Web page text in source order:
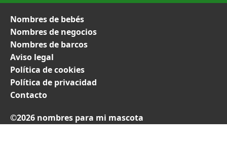
Nombres de bebés
Nombres de negocios
Nombres de barcos
Aviso legal
Política de cookies
Política de privacidad
Contacto
©2026 nombres para mi mascota